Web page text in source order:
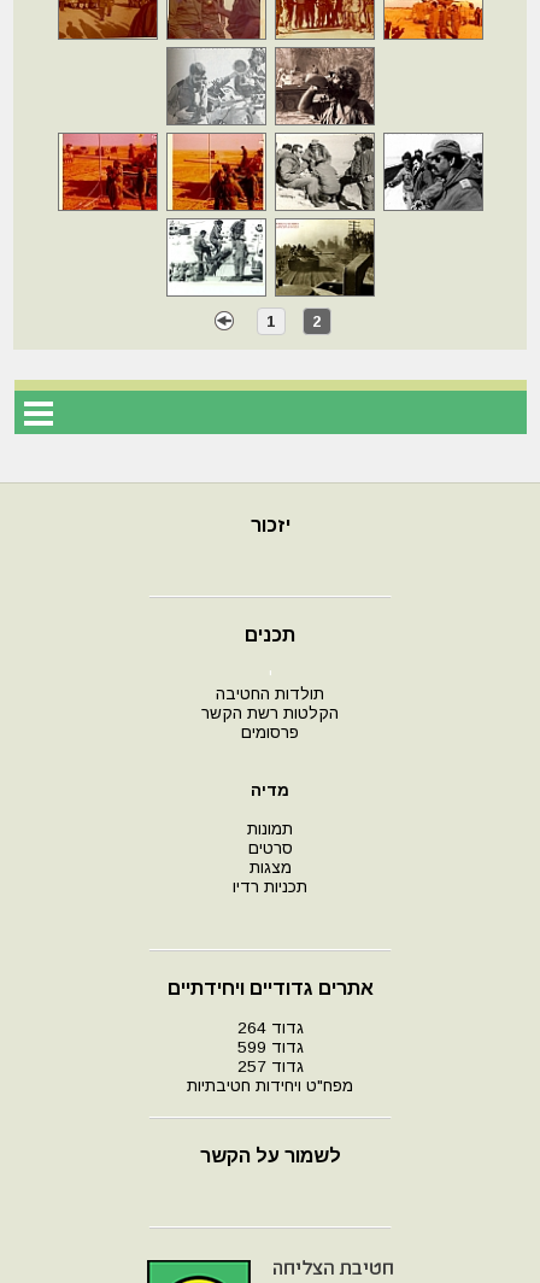
1 2
יזכור
תכנים
י
תולדות החטיבה
הקלטות רשת הקשר
פרסומים
מדיה
תמונות
סרטים
מצגות
תכניות רדיו
אתרים גדודיים ויחידתיים
גדוד 264
גדוד 599
גדוד 257
מפח"ט ויחידות חטיבתיות
לשמור על הקשר